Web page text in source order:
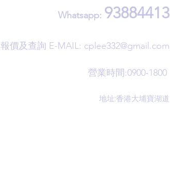
Whatsapp: 93884413
​報價及查詢 E-MAIL: cplee332@gmail.com
營業時間:0900-1800
地址:香港大埔寶湖道